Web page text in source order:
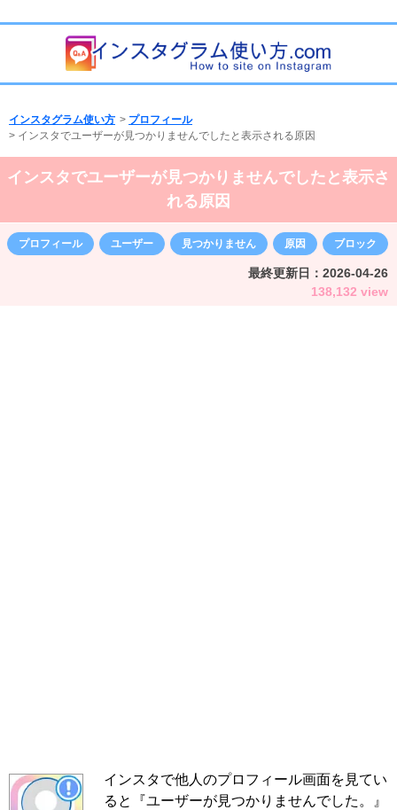
インスタグラム使い方 > プロフィール
> インスタでユーザーが見つかりませんでしたと表示される原因
インスタでユーザーが見つかりませんでしたと表示さ
れる原因
プロフィール ユーザー 見つかりません 原因 ブロック
最終更新日： 2026-04-26
138,132 view
インスタで他人のプロフィール画面を見てい
ると『ユーザーが見つかりませんでした。』